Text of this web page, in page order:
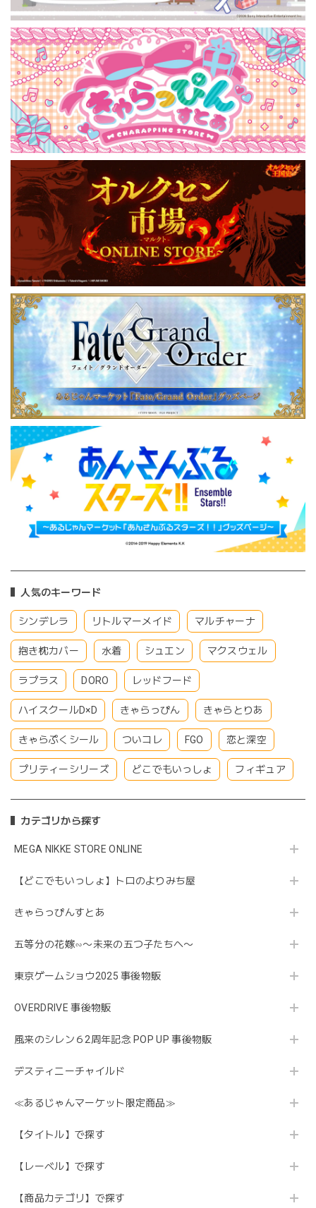
人気のキーワード
シンデレラ リトルマーメイド マルチャーナ
抱き枕カバー 水着 シュエン マクスウェル
ラプラス DORO レッドフード
ハイスクールD×D きゃらっぴん きゃらとりあ
きゃらぷくシール ついコレ FGO 恋と深空
プリティーシリーズ どこでもいっしょ フィギュア
カテゴリから探す
MEGA NIKKE STORE ONLINE
【どこでもいっしょ】トロのよりみち屋
きゃらっぴんすとあ
五等分の花嫁∽〜未来の五つ子たちへ〜
東京ゲームショウ2025 事後物販
OVERDRIVE 事後物販
風来のシレン６2周年記念 POP UP 事後物販
デスティニーチャイルド
≪あるじゃんマーケット限定商品≫
【タイトル】で探す
【レーベル】で探す
【商品カテゴリ】で探す